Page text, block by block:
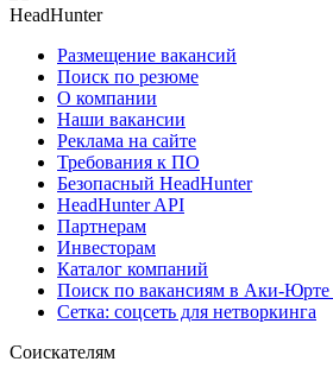
HeadHunter
Размещение вакансий
Поиск по резюме
О компании
Наши вакансии
Реклама на сайте
Требования к ПО
Безопасный HeadHunter
HeadHunter API
Партнерам
Инвесторам
Каталог компаний
Поиск по вакансиям в Аки-
Сетка: соцсеть для нетворкинга
Соискателям